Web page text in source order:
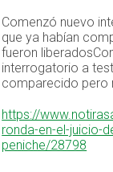
Comenzó nuevo
que ya habían
fueron
interrogatorio a
comparecido pero
https://
ronda-en-el-juicio-
peniche/28798